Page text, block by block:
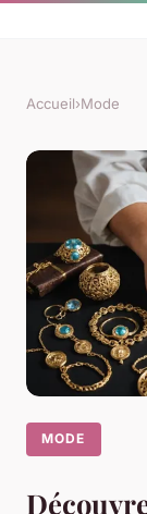
Accueil›Mode
MODE